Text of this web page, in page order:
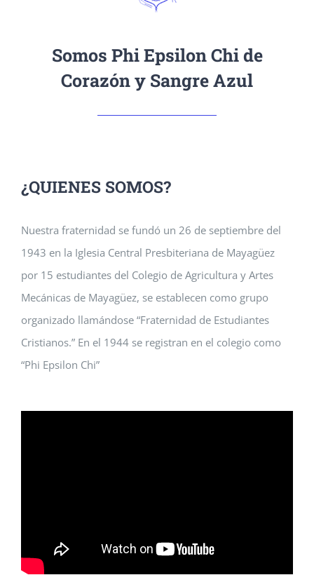
Somos Phi Epsilon Chi de
Corazón y Sangre Azul
¿QUIENES SOMOS?
Nuestra fraternidad se fundó un 26 de septiembre del
1943 en la Iglesia Central Presbiteriana de Mayagüez
por 15 estudiantes del Colegio de Agricultura y Artes
Mecánicas de Mayagüez, se establecen como grupo
organizado llamándose “Fraternidad de Estudiantes
Cristianos.” En el 1944 se registran en el colegio como
“Phi Epsilon Chi”